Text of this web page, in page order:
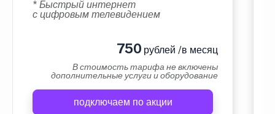
* Быстрый интернет
с цифровым телевидением
750 рублей /в месяц
В стоимость тарифа не включены
дополнительные услуги и оборудование
подключаем по акции